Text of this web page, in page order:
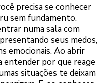
precisa se conhecer
sem fundamento.
numa sala com
seus medos,
emocionais. Ao abrir
entender por que reage
situações te deixam